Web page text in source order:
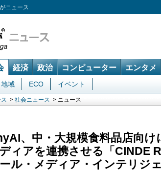
ニュース
経済 政治 コンピューター エンタメ
地域 ECO イベント
> 社会ニュース > ニュース
、中・大規模食料品店向
ィアを連携させる「CINDE
ル・メディア・インテリジ